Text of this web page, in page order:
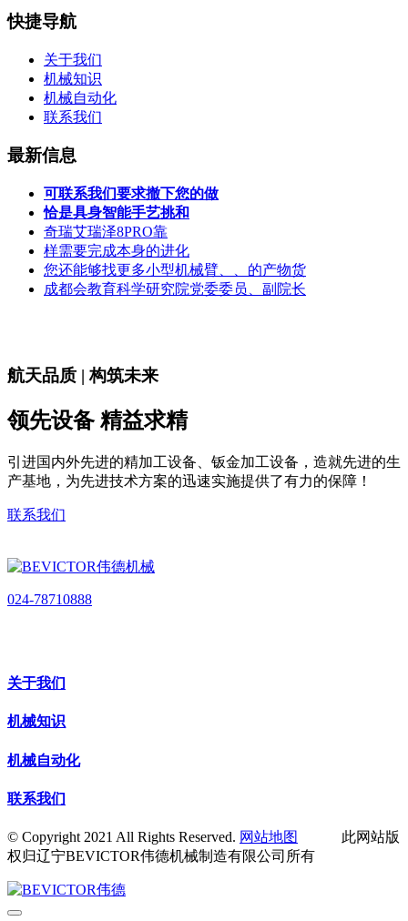
快捷导航
关于我们
机械知识
机械自动化
联系我们
最新信息
可联系我们要求撤下您的做
恰是具身智能手艺挑和
奇瑞艾瑞泽8PRO靠
样需要完成本身的进化
您还能够找更多小型机械臂、、的产物货
成都会教育科学研究院党委委员、副院长
航天品质 | 构筑未来
领先设备 精益求精
引进国内外先进的精加工设备、钣金加工设备，造就先进的生
产基地，为先进技术方案的迅速实施提供了有力的保障！
联系我们
024-78710888
关于我们
机械知识
机械自动化
联系我们
© Copyright 2021 All Rights Reserved. 网站地图
此网站版
权归辽宁BEVICTOR伟德机械制造有限公司所有